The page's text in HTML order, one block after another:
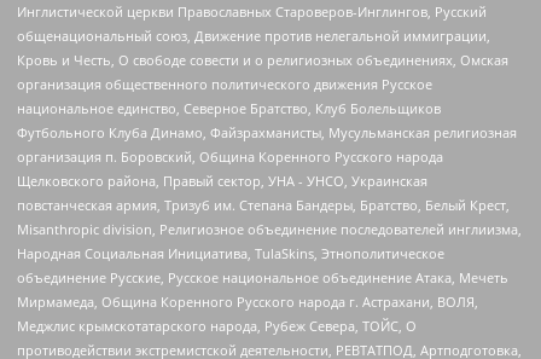
Инглистической церкви Православных Староверов-Инглингов, Русский
общенациональный союз, Движение против нелегальной иммиграции,
Кровь и Честь, О свободе совести и о религиозных объединениях, Омская
организация общественного политического движения Русское
национальное единство, Северное Братство, Клуб Болельщиков
Футбольного Клуба Динамо, Файзрахманисты, Мусульманская религиозная
организация п. Боровский, Община Коренного Русского народа
Щелковского района, Правый сектор, УНА - УНСО, Украинская
повстанческая армия, Тризуб им. Степана Бандеры, Братство, Белый Крест,
Misanthropic division, Религиозное объединение последователей инглиизма,
Народная Социальная Инициатива, TulaSkins, Этнополитическое
объединение Русские, Русское национальное объединение Атака, Мечеть
Мирмамеда, Община Коренного Русского народа г. Астрахани, ВОЛЯ,
Меджлис крымскотатарского народа, Рубеж Севера, ТОЙС, О
противодействии экстремистской деятельности, РЕВТАТПОД, Артподготовка,